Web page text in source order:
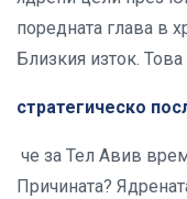
поредната глава в
Близкия изток. Това
стратегическо
че за Тел Авив
Причината?